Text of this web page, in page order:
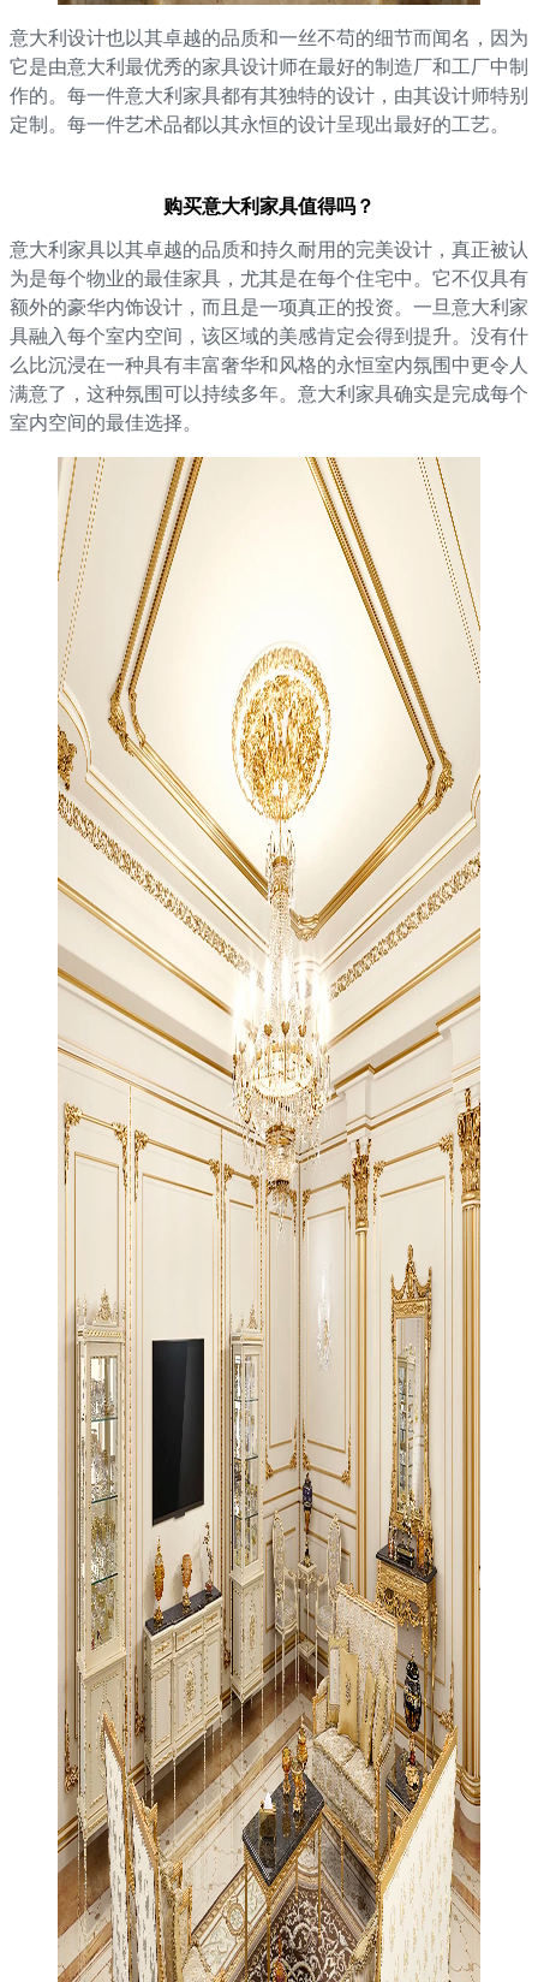
意大利设计也以其卓越的品质和一丝不苟的细节而闻名，因为
它是由意大利最优秀的家具设计师在最好的制造厂和工厂中制
作的。每一件意大利家具都有其独特的设计，由其设计师特别
定制。每一件艺术品都以其永恒的设计呈现出最好的工艺。
购买意大利家具值得吗？
意大利家具以其卓越的品质和持久耐用的完美设计，真正被认
为是每个物业的最佳家具，尤其是在每个住宅中。它不仅具有
额外的豪华内饰设计，而且是一项真正的投资。一旦意大利家
具融入每个室内空间，该区域的美感肯定会得到提升。没有什
么比沉浸在一种具有丰富奢华和风格的永恒室内氛围中更令人
满意了，这种氛围可以持续多年。意大利家具确实是完成每个
室内空间的最佳选择。